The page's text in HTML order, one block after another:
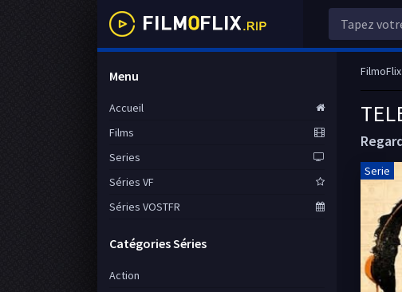
FilmoFlix
Serie
Menu
Accueil
Films
Series
Séries VF
Séries VOSTFR
Catégories Séries
Action